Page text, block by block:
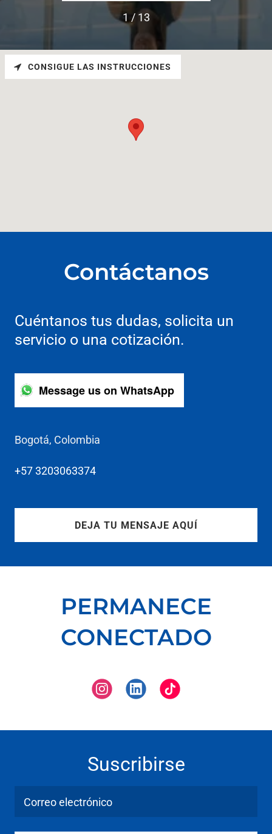
1 / 13
Contáctanos
Cuéntanos tus dudas, solicita un
servicio o una cotización.
Message us on WhatsApp
Bogotá, Colombia
+57 3203063374
DEJA TU MENSAJE AQUÍ
CONSIGUE LAS INSTRUCCIONES
PERMANECE
CONECTADO
Suscribirse
Correo electrónico